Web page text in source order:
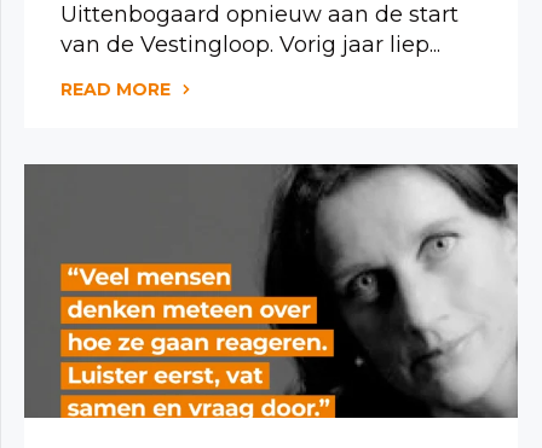
Uittenbogaard opnieuw aan de start
van de Vestingloop. Vorig jaar liep...
READ MORE